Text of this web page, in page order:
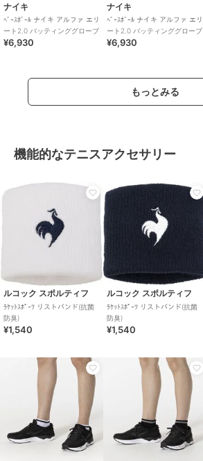
ナイキ
ﾍﾞｰｽﾎﾞｰﾙ ナイキ アルファ エリ
ート2.0 バッティンググローブ
¥6,930
ナイキ
ﾍﾞｰｽﾎﾞｰﾙ ナイキ アルファ エリ
ート2.0 バッティンググローブ
¥6,930
もっとみる
機能的なテニスアクセサリー
ルコック スポルティフ
ﾗｹｯﾄｽﾎﾟｰﾂ リストバンド(抗菌
防臭)
¥1,540
ルコック スポルティフ
ﾗｹｯﾄｽﾎﾟｰﾂ リストバンド(抗菌
防臭)
¥1,540